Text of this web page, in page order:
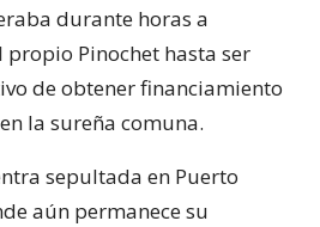
durante horas a
Pinochet hasta ser
de obtener financiamiento
la sureña comuna.
sepultada en Puerto
aún permanece su